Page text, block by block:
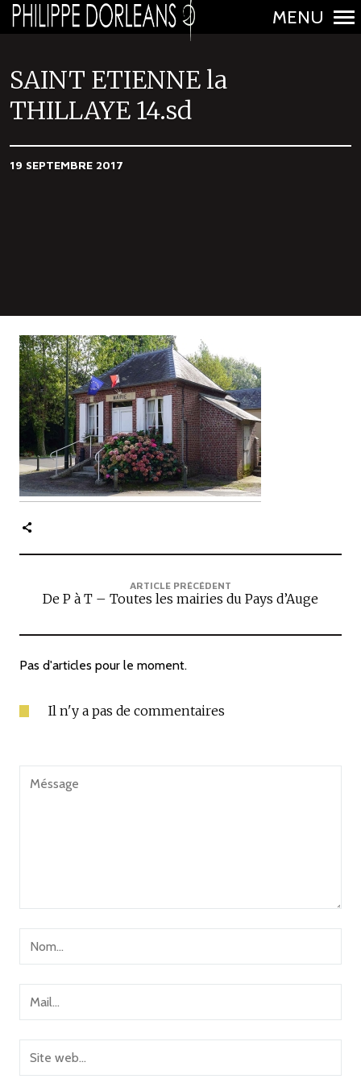
a
v
i
g
r
i
n
c
i
p
a
l
e
MENU
SAINT ETIENNE la
THILLAYE 14.sd
19 SEPTEMBRE 2017
ARTICLE PRÉCÉDENT
De P à T – Toutes les mairies du Pays d’Auge
Pas d'articles pour le moment.
Il n'y a pas de commentaires